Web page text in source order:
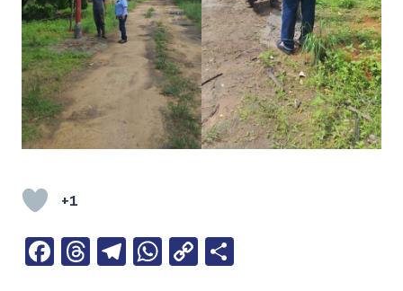
+1
Fa T
Te W
C